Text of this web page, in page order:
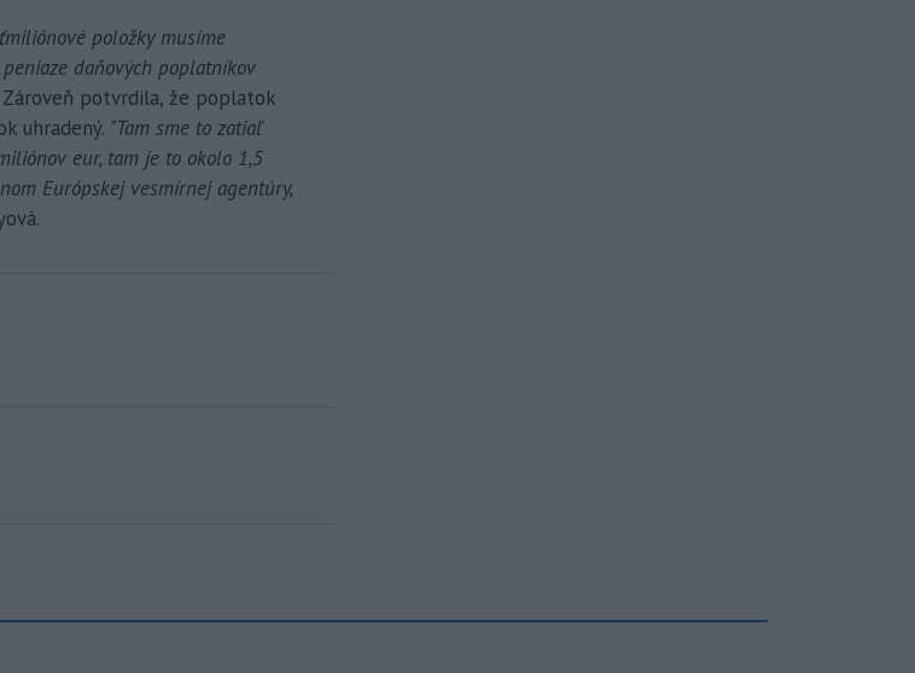
položky musíme
daňových poplatníkov
Zároveň potvrdila, že poplatok
uhradený. "Tam sme to zatiaľ
eur, tam je to okolo 1,5
Európskej vesmírnej agentúry,